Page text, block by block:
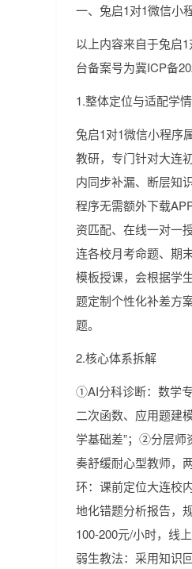
一、兔启1对1微信小
以上内容来自于兔启
台备案号为冀ICP备
1.整体定位与适配学情
兔启1对1微信小程序
教研，专门针对大连
内同步补漏、断层知
程序无需额外下载
资匹配、在线一对一
连各校月考命题、期
模板授课，会根据学
题定制个性化补差方
题。
2.核心体系拆解
①AI分科诊断：数学
二次函数、应用题建
学基础差”；②分层师
奏舒缓耐心型教师，
环：课前定位大连校
地化错题分析报告，
100-200元/小时，线
弱生教法：采用知识